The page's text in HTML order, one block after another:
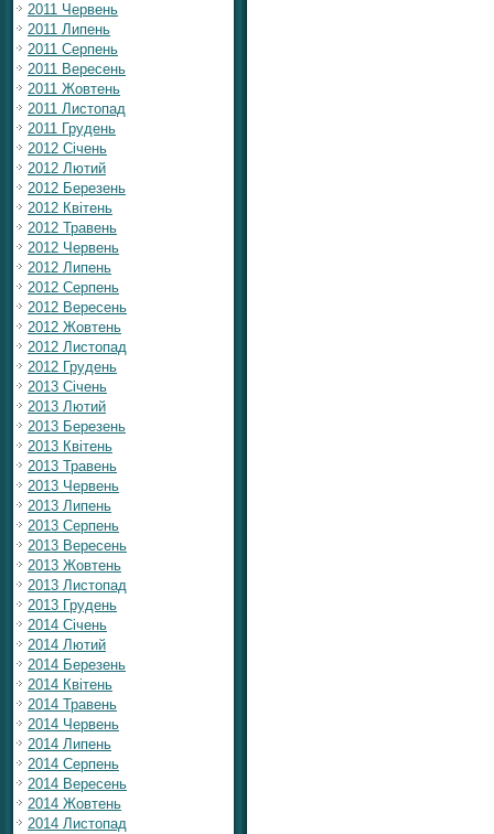
2011 Червень
2011 Липень
2011 Серпень
2011 Вересень
2011 Жовтень
2011 Листопад
2011 Грудень
2012 Січень
2012 Лютий
2012 Березень
2012 Квітень
2012 Травень
2012 Червень
2012 Липень
2012 Серпень
2012 Вересень
2012 Жовтень
2012 Листопад
2012 Грудень
2013 Січень
2013 Лютий
2013 Березень
2013 Квітень
2013 Травень
2013 Червень
2013 Липень
2013 Серпень
2013 Вересень
2013 Жовтень
2013 Листопад
2013 Грудень
2014 Січень
2014 Лютий
2014 Березень
2014 Квітень
2014 Травень
2014 Червень
2014 Липень
2014 Серпень
2014 Вересень
2014 Жовтень
2014 Листопад